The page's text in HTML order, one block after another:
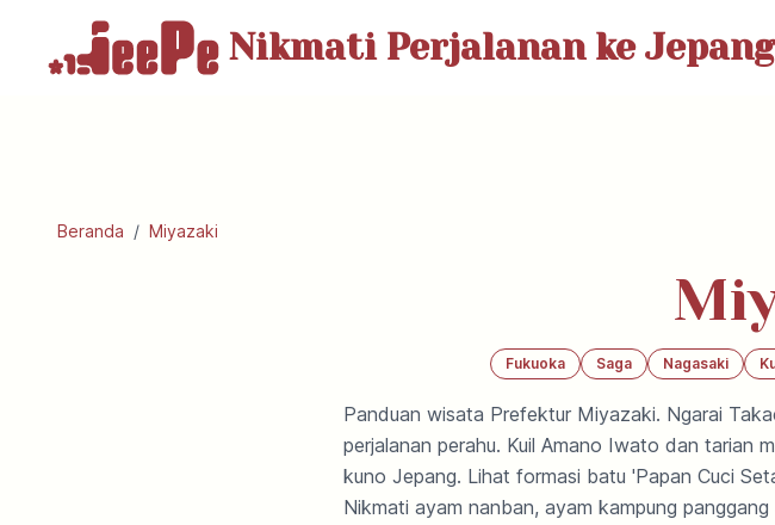
Nikmati Perjalananke
Beranda / Miyazaki
Fukuoka Saga Nagasaki
Panduan wisata Prefektur Miyazaki. Ngarai
perjalanan perahu. Kuil Amano Iwato dan tarian
kuno Jepang. Lihat formasi batu 'Papan Cuci
Nikmati ayam nanban, ayam kampung